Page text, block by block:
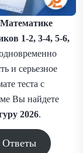
1-2, 3-4, 5-6,
и серьезное
теста с
Вы найдете
2026.